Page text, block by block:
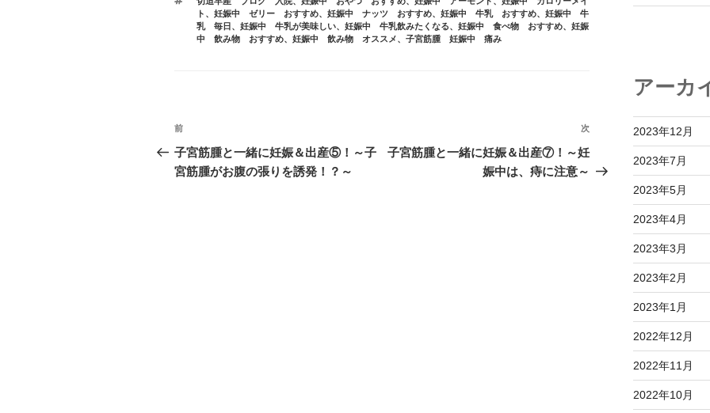
ゴ
リ
ー
グト 、 妊娠中 ゼリー おすすめ、 妊娠中 ナッツ おすすめ、 妊娠中 牛乳 おすすめ、 妊娠中 牛
乳 毎日 、 妊娠中 牛乳が美味しい、 妊娠中 牛乳飲みたくなる、 妊娠中 食べ物 おすすめ、 妊娠
中 飲み物 おすすめ、 妊娠中 飲み物 オススメ、 子宮筋腫 妊娠中 痛み
投
稿
ナ
前
の
投
前
子宮筋腫と一緒に妊娠＆出産⑤！～子
宮筋腫がお腹の張りを誘発！？～
次
の
投
次
子宮筋腫と一緒に妊娠＆出産⑦！～妊
娠中は、痔に注意～
アーカ
2023年12月
2023年7月
2023年5月
2023年4月
2023年3月
2023年2月
2023年1月
2022年12月
2022年11月
2022年10月